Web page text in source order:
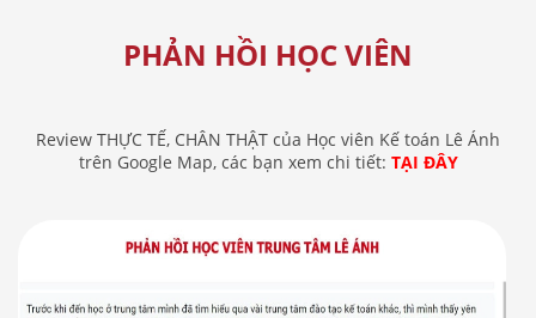
PHẢN HỒI HỌC VIÊN
Review THỰC TẾ, CHÂN THẬT của Học viên Kế toán Lê Ánh
trên Google Map, các bạn xem chi tiết: TẠI ĐÂY